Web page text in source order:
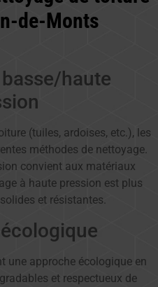
de-Monts
haute
(tuiles, ardoises, etc.), les
méthodes de nettoyage.
convient aux matériaux
à haute pression est plus
et résistantes.
une approche écologique en
et respectueux de